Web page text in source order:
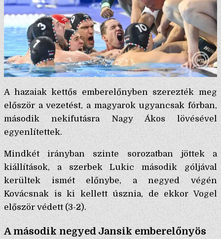
A hazaiak kettős emberelőnyben szerezték meg
először a vezetést, a magyarok ugyancsak fórban,
második nekifutásra Nagy Ákos lövésével
egyenlítettek.
Mindkét irányban szinte sorozatban jöttek a
kiállítások, a szerbek Lukic második góljával
kerültek ismét előnybe, a negyed végén
Kovácsnak is ki kellett úsznia, de ekkor Vogel
először védett (3-2).
A második negyed Jansik emberelőnyös